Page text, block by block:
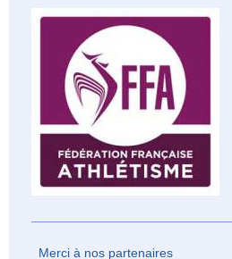
Merci à nos partenaires